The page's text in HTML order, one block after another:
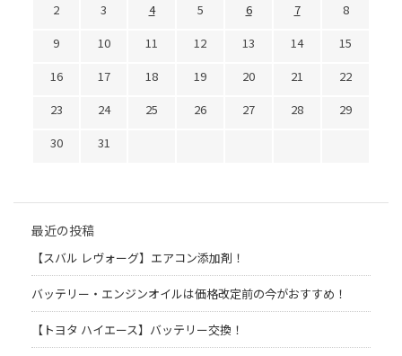
2
3 4 5 6 7
8
9
10 11 12 13 14
15
16
17 18 19 20 21
22
23
24 25 26 27 28
29
30
31
最近の投稿
【スバル レヴォーグ】エアコン添加剤！
バッテリー・エンジンオイルは価格改定前の今がおすすめ！
【トヨタ ハイエース】バッテリー交換！